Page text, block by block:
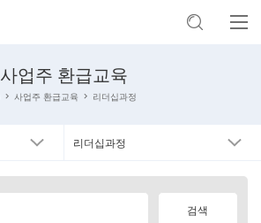
사업주 환급교육
사업주 환급교육 리더십과정
리더십과정